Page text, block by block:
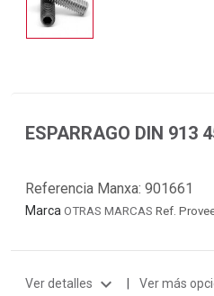
ESPARRAGO DIN 913
Referencia Manxa: 901661
Marca OTRAS MARCAS Ref.
Ver detalles expand_more | Ver más